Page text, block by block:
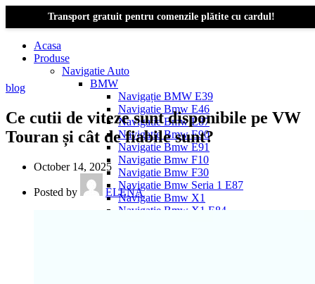
Transport gratuit pentru comenzile plătite cu cardul!
Acasa
Produse
Navigatie Auto
BMW
Navigație BMW E39
Navigatie Bmw E46
Navigatie Bmw E87
Navigatie Bmw E90
Navigatie Bmw E91
Navigatie Bmw F10
Navigatie Bmw F30
Navigatie Bmw Seria 1 E87
Navigatie Bmw X1
Navigatie Bmw X1 E84
blog
Ce cutii de viteze sunt disponibile pe VW
Touran și cât de fiabile sunt?
October 14, 2025
Posted by ELENA